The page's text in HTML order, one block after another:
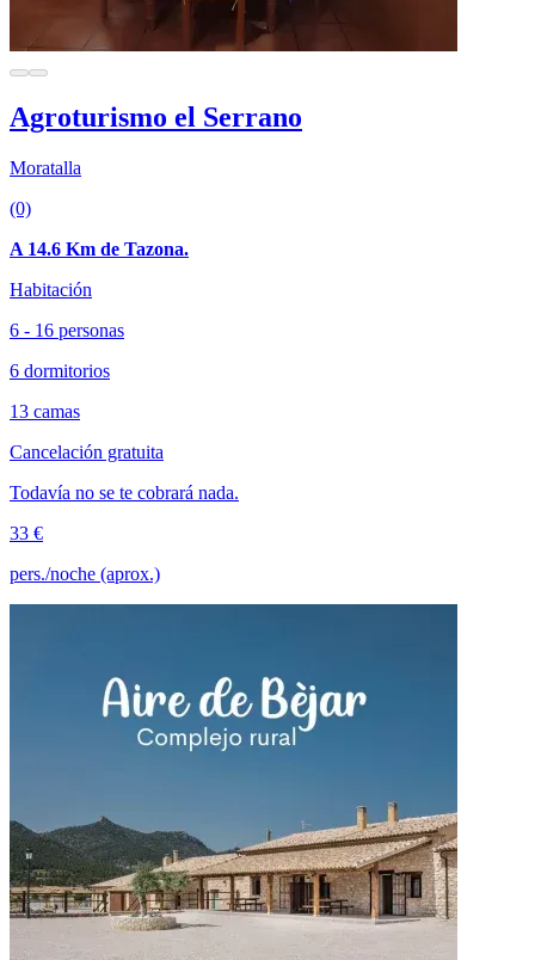
Agroturismo el Serrano
Moratalla
(0)
A 14.6 Km de Tazona.
Habitación
6 - 16 personas
6 dormitorios
13 camas
Cancelación gratuita
Todavía no se te cobrará nada.
33 €
pers./noche (aprox.)